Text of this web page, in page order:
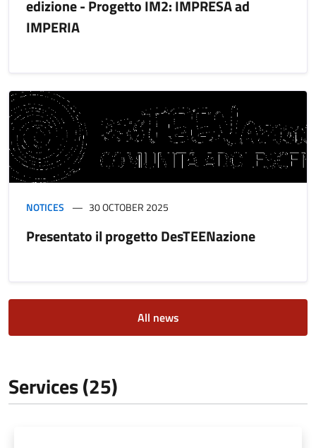
edizione - Progetto IM2: IMPRESA ad
IMPERIA
NOTICES 30 OCTOBER 2025
Presentato il progetto DesTEENazione
All news
Services (25)